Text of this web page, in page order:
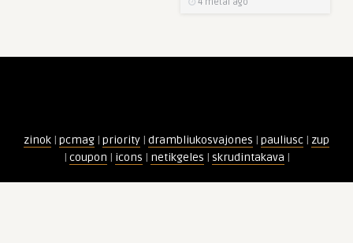
zinok | pcmag | priority | drambliukosvajones | pauliusc | zup
| coupon | icons | netikgeles | skrudintakava |